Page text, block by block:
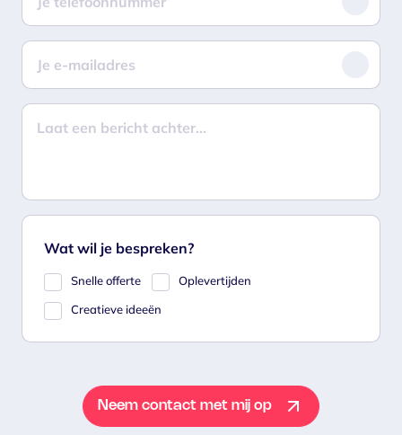
Wat wil je bespreken?
Snelle offerte
Oplevertijden
Creatieve ideeën
Neem contact met mij op